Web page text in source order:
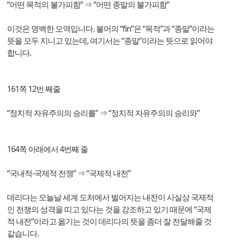
“어떤 목적의 불가피함” ⇒ “어떤 종말의 불가피함”
이것은 명백한 오역입니다. 불어의 “fin”은 “목적”과 “종말”이라는
뜻을 모두 지니고 있는데, 여기서는 “종말”이라는 뜻으로 읽어야
합니다.
161쪽 12번 째줄
“정치적 자유주의의 승리를” ⇒ “정치적 자유주의의 승리와”
164쪽 아래에서 4번째 줄
“국내적-국제적 전쟁” ⇒ “국제적 내전”
데리다는 오늘날 세계 도처에서 벌어지는 내전이 사실상 국제적
인 전쟁의 성격을 띠고 있다는 것을 강조하고 있기 때문에 “국제
적 내전”이라고 옮기는 것이 데리다의 뜻을 좀더 잘 전달해줄 것
같습니다.